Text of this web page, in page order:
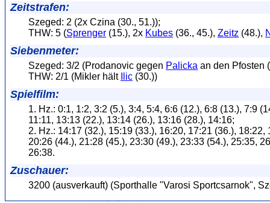
Zeitstrafen:
Szeged: 2 (2x Czina (30., 51.));
THW: 5 (Sprenger (15.), 2x Kubes (36., 45.), Zeitz (48.),
Siebenmeter:
Szeged: 3/2 (Prodanovic gegen Palicka an den Pfosten
THW: 2/1 (Mikler hält
Ilic (30.))
Spielfilm:
1. Hz.: 0:1, 1:2, 3:2 (5.), 3:4, 5:4, 6:6 (12.), 6:8 (13.), 7:9
11:11, 13:13 (22.), 13:14 (26.), 13:16 (28.), 14:16;
2. Hz.: 14:17 (32.), 15:19 (33.), 16:20, 17:21 (36.), 18:22,
20:26 (44.), 21:28 (45.), 23:30 (49.), 23:33 (54.), 25:35,
26:38.
Zuschauer:
3200 (ausverkauft) (Sporthalle "Varosi Sportcsarnok",